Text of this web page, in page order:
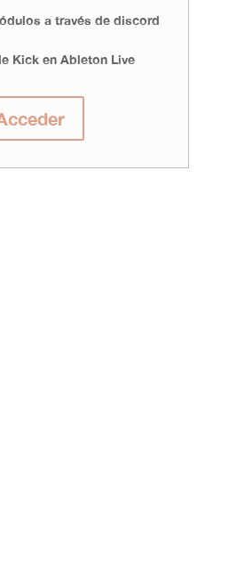
a través de discord
Kick en Ableton Live